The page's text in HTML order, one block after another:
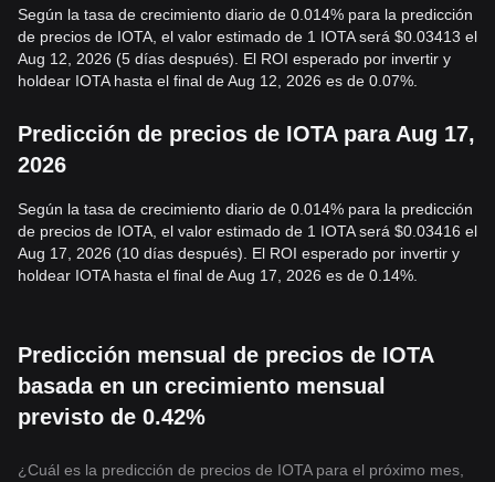
Según la tasa de crecimiento diario de 0.014% para la predicción
de precios de IOTA, el valor estimado de 1 IOTA será $0.03413 el
Aug 12, 2026 (5 días después). El ROI esperado por invertir y
holdear IOTA hasta el final de Aug 12, 2026 es de 0.07%.
Predicción de precios de IOTA para Aug 17,
2026
Según la tasa de crecimiento diario de 0.014% para la predicción
de precios de IOTA, el valor estimado de 1 IOTA será $0.03416 el
Aug 17, 2026 (10 días después). El ROI esperado por invertir y
holdear IOTA hasta el final de Aug 17, 2026 es de 0.14%.
Predicción mensual de precios de IOTA
basada en un crecimiento mensual
previsto de 0.42%
¿Cuál es la predicción de precios de IOTA para el próximo mes,